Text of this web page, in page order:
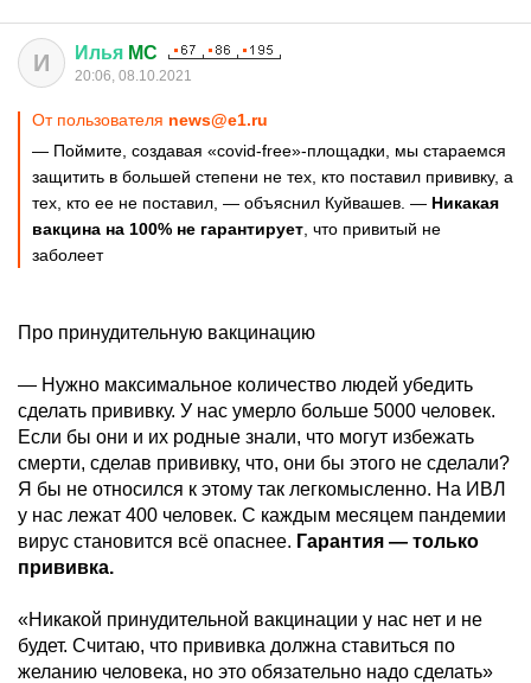
И Илья MC
20:06, 08.10.2021
От пользователя news@e1.ru
— Поймите, создавая «covid-free»-площадки, мы стараемся
защитить в большей степени не тех, кто поставил прививку, а
тех, кто ее не поставил, — объяснил Куйвашев. — Никакая
вакцина на 100% не гарантирует , что привитый не
заболеет
Про принудительную вакцинацию
— Нужно максимальное количество людей убедить
сделать прививку. У нас умерло больше 5000 человек.
Если бы они и их родные знали, что могут избежать
смерти, сделав прививку, что, они бы этого не сделали?
Я бы не относился к этому так легкомысленно. На ИВЛ
у нас лежат 400 человек. С каждым месяцем пандемии
вирус становится всё опаснее. Гарантия — только
прививка.
«Никакой принудительной вакцинации у нас нет и не
будет. Считаю, что прививка должна ставиться по
желанию человека, но это обязательно надо сделать»